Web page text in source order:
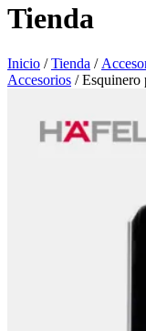
Tienda
Inicio /Tienda /
Accesorios /